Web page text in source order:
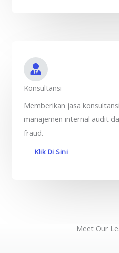
Konsultansi
Memberikan jasa
manajemen internal audit
fraud.
Klik Di Sini
Meet Our